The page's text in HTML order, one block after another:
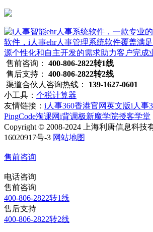
售前咨询：
400-806-2822转1线
售后支持：
400-806-2822转2线
渠道合伙人咨询热线：
139-1627-0601
小工具： 个税计算器
友情链接： i人事360香港官网英文版i人事
PingCode淘课网i背调极新魔学院授客学堂
Copyright © 2008-2024 上海利唐信息科技
16020917号-3 网站地图
售前咨询
电话咨询
售前咨询
400-806-2822转1线
售后支持
400-806-2822转2线